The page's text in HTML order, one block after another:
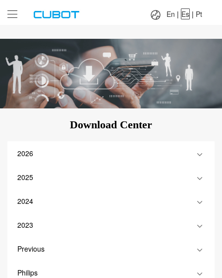
Pt
En | Es | Pt
Download Center
2026
2025
2024
2023
Previous
Philips